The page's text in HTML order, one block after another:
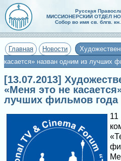
Русская
МИССИОНЕРСКИЙ ОТДЕЛ
Собор во имя св. блгв.
Главная Новости
касается» назван одним из лучших
[13.07.2013]
«Меня это не
лучших фильмов года